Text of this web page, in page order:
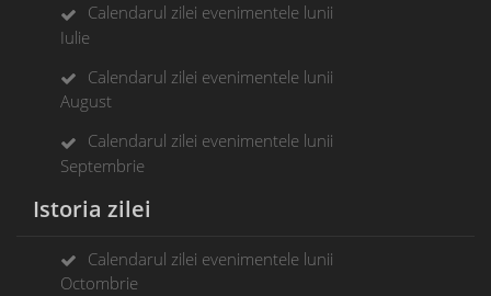
Calendarul zilei evenimentele lunii
Iulie
Calendarul zilei evenimentele lunii
August
Calendarul zilei evenimentele lunii
Septembrie
Istoria zilei
Calendarul zilei evenimentele lunii
Octombrie